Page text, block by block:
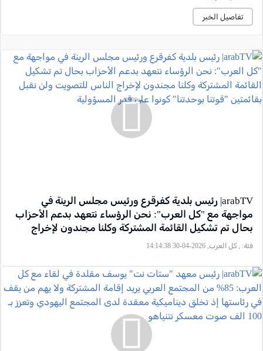
تفاصيل الخبر
arabTV| رئيس بلدية كفرقرع ورئيس مجلس الرينة في
مواجهة مع "كل العرب": نحن الرؤساء نتعهد بدعم الأحزاب
بحال تم تشكيل القائمة المشتركة وكلنا مجندون لإخراج
الناس للتصويت ولن نقبل بقائمتين "قوتنا بوحدتنا" كونوا على
فئة: , كل العرب, 2026-04-30 14:14:38